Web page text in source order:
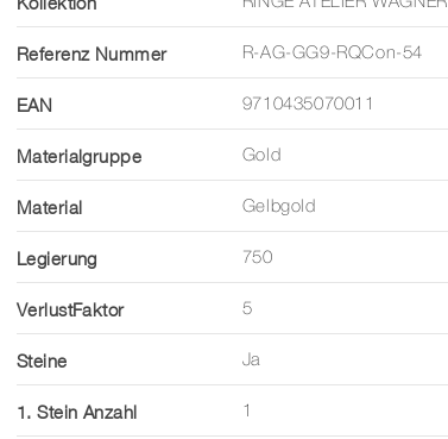
Referenz Nummer R-AG-GG9-RQCon-54
EAN 9710435070011
Materialgruppe Gold
Material Gelbgold
Legierung 750
VerlustFaktor 5
Steine Ja
1. Stein Anzahl 1